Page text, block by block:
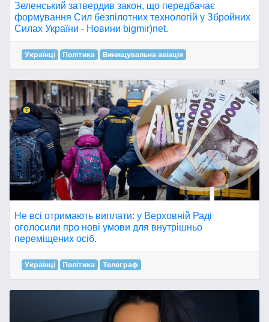
Зеленський затвердив закон, що передбачає
формування Сил безпілотних технологій у Збройних
Силах України - Новини bigmir)net.
Українці Політика Винищувальна авіація
Не всі отримають виплати: у Верховній Раді
оголосили про нові умови для внутрішньо
переміщених осіб.
Українці Політика Телеграф